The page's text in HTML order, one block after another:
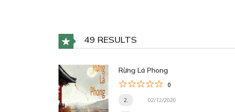
49 RESULTS
Rừng Lá Phong
0
2. 02/12/2020